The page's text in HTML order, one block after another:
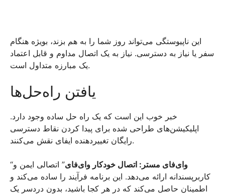
این ناپیوستگی می‌تواند روز شما را به هم بزند، بویژه هنگام
سفر یا نیاز به دسترسی. نیاز به یک اتصال مداوم و قابل اعتماد
یک مبارزه متداول است.
یافتن راه‌حل‌ها
خبر خوب این است که یک راه حل ساده وجود دارد.
اپلیکیشن‌های طراحی شده برای پیدا کردن نقاط دسترسی
رایگان تغییردهنده ایفای نقش می‌کنند.
“ وای‌فای مستر: اتصال خودکار وای‌فای” اتصالی ایمن و
کاربرپسندانه ارائه می‌دهد. این برنامه فرآیند را ساده می‌کند و
اطمینان حاصل می‌کند که در هر کجا باشید، بدون دردسر یک